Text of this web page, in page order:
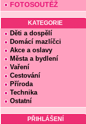
FOTOSOUTĚŽ
KATEGORIE
Děti a dospělí
Domácí mazlíčci
Akce a oslavy
Města a bydlení
Vaření
Cestování
Příroda
Technika
Ostatní
PŘIHLÁŠENÍ